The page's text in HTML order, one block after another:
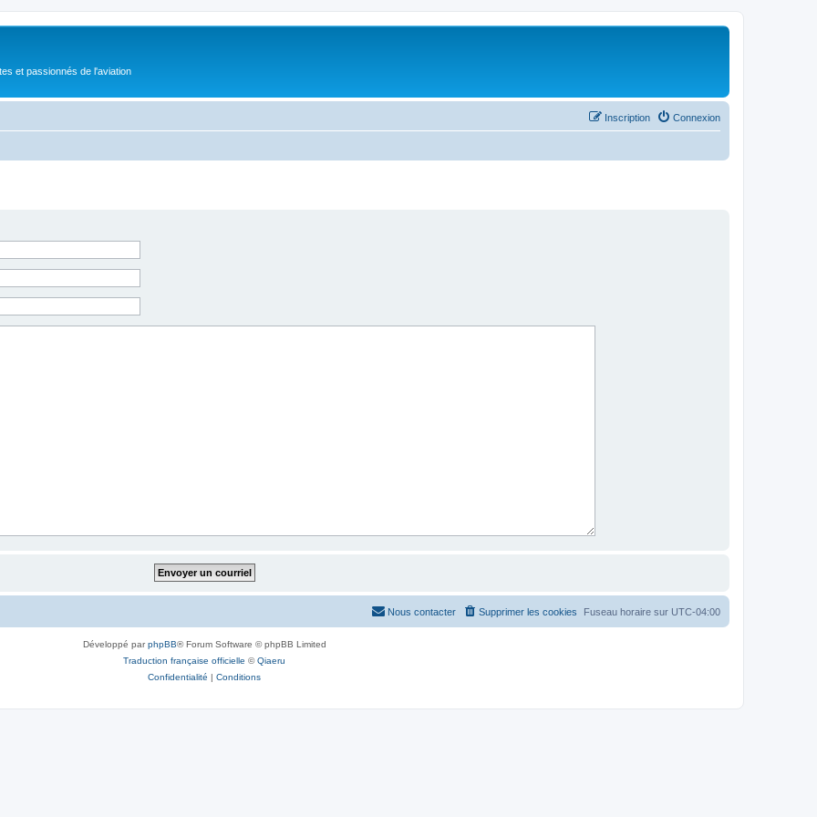
et passionnés de l'aviation
Connexion
Inscription
Fuseau horaire sur UTC-04:00
Supprimer les cookies
Nous contacter
Développé parphpBB® Forum Software © phpBB Limited
Traduction française officielle ©Qiaeru
Confidentialité | Conditions